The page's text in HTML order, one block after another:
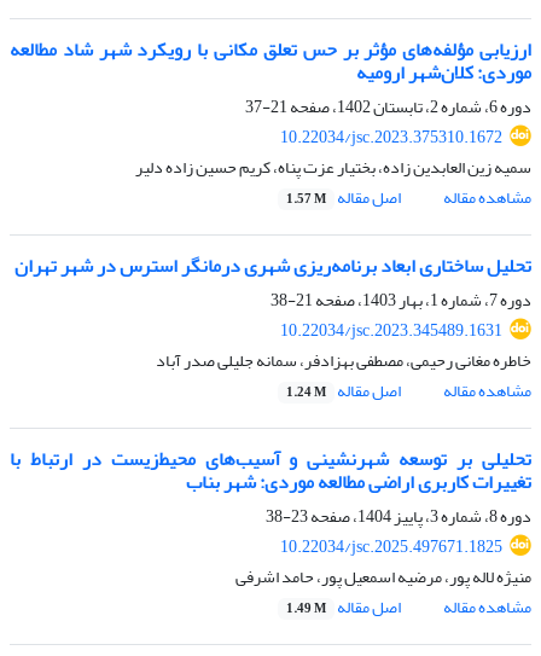
ارزیابی مؤلفه‌های مؤثر بر حس تعلق مکانی با رویکرد شهر شاد مطالعه
موردی: کلان‌شهر ارومیه
دوره 6، شماره 2، تابستان 1402، صفحه
21-37
10.22034/jsc.2023.375310.1672
سمیه زین العابدین زاده، بختیار عزت پناه، کریم حسین زاده دلیر
مشاهده مقاله
اصل مقاله 1.57 M
تحلیل ساختاری ابعاد برنامه‌ریزی شهری درمانگر استرس در شهر تهران
دوره 7، شماره 1، بهار 1403، صفحه
21-38
10.22034/jsc.2023.345489.1631
خاطره مغانی رحیمی، مصطفی بهزادفر، سمانه جلیلی صدر آباد
مشاهده مقاله
اصل مقاله 1.24 M
تحلیلی بر توسعه شهرنشینی و آسیب‌های محیط‌زیست در ارتباط با
تغییرات کاربری اراضی مطالعه موردی: شهر بناب
دوره 8، شماره 3، پاییز 1404، صفحه
23-38
10.22034/jsc.2025.497671.1825
منیژه لاله پور، مرضیه اسمعیل پور، حامد اشرفی
مشاهده مقاله
اصل مقاله 1.49 M